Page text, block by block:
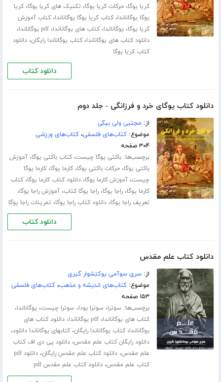
کریا یوگا،حرکات کریا یوگا، تکنیک های کریا یوگا،کریا
یوگا یوگاناندا،کتاب کریا یوگا یوگاناندا،کتاب آموزش
کریا یوگا، یوگاناندا،کتاب های یوگاناندا،pdf یوگاناندا ،
دانلود کتاب های یوگاناندا،کتاب یوگاناندا رایگان،دانلود
کتاب کریا یوگا
دانلود کتاب
دانلود کتاب یوگای خرد و فرزانگی - جلد دوم
از: مجتبی ولی بیگی
موضوع:کتاب‌های فلسفی،کتاب‌های ورزشی
۳۰۴ صفحه
برچسب‌ها:باکتی یوگا چیست،کتاب باکتی یوگا،آموزش
باکتی یوگا،حرکات باکتی یوگا،کارما یوگا،کارما یوگا
چیست،آموزش کارما یوگا،دانلود کتاب کارما یوگا،کتاب
کارما یوگا،راجا یوگا،راجا یوگا کتاب،آموزش راجا یوگا،
تعریف راجا یوگا،دانلود کتاب راجا یوگا، تمرینات راجا یوگا
دانلود کتاب
دانلود کتاب علم مقدس
از:سری سوآمی یوکتِشوار گیری
موضوع:کتاب‌های اندیشه و مذهب،کتاب‌های فلسفی
۱۵۳ صفحه
برچسب‌ها: سوترا، سوترا بودا، سوترا چیست، یوگاناندا،
کتاب های یوگاناندا،pdf یوگاناندا ،دانلود کتاب های
یوگاناندا،کتاب یوگاناندا رایگان،کتابهای یوگاناندا دانلود،
دانلود رایگان کتاب علم مقدس،دانلود پی دی اف کتاب
علم مقدس،دانلود کتاب علم مقدس رایگان،
دانلود pdf
کتاب علم مقدس،دانلود کتاب علم مقدس pdf